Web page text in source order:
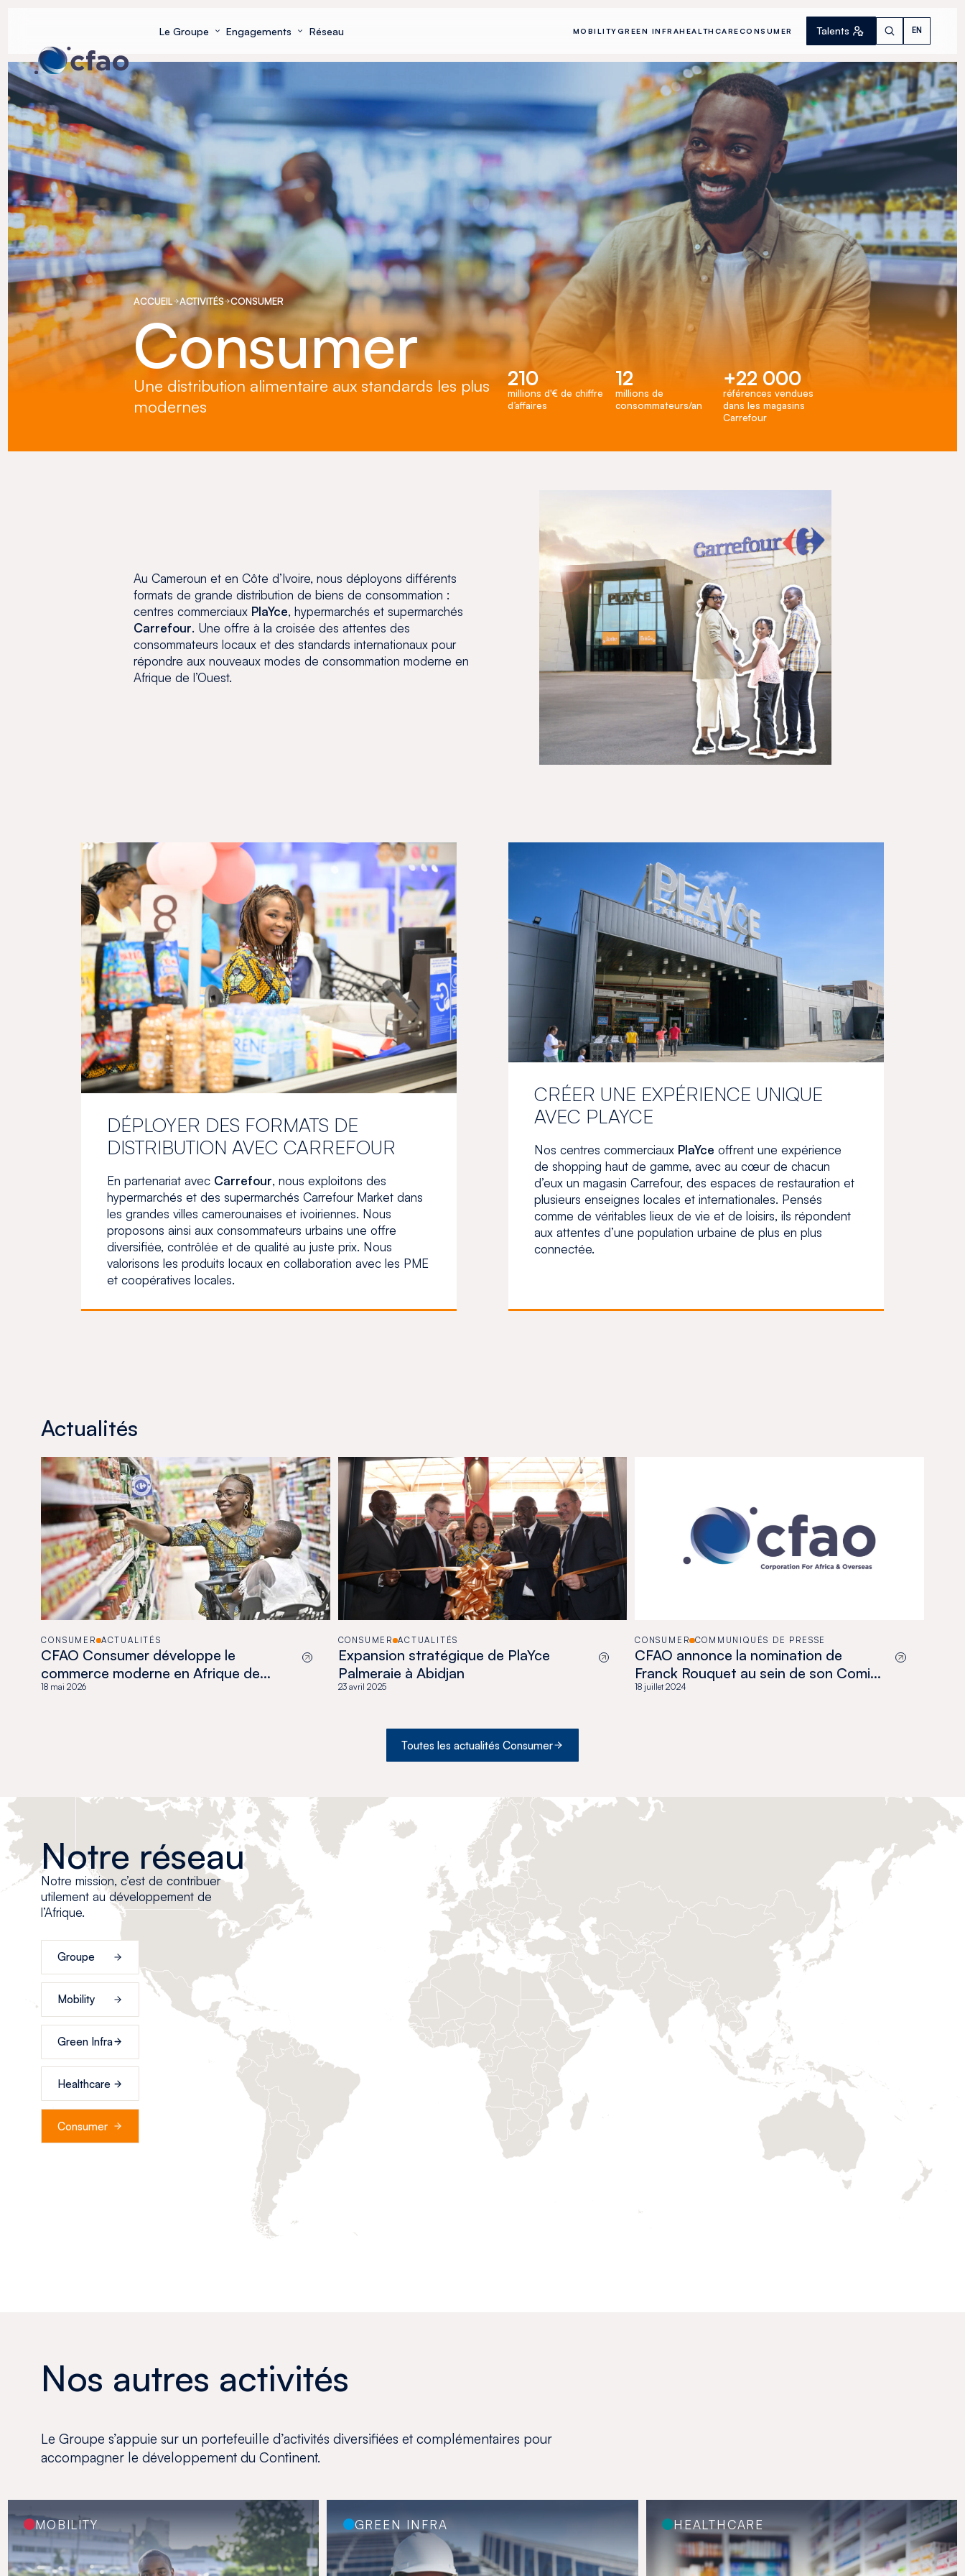
Le Groupe Engagements Réseau MOBILITYGREEN INFRAHEALTHCARECONSUMER Talents EN
ACCUEIL ACTIVITÉS CONSUMER
Consumer
Une distribution alimentaire aux standards les plus
modernes
210
millions d'€ de chiffre
d’affaires
12
millions de
consommateurs/an
+22 000
références vendues
dans les magasins
Carrefour
Au Cameroun et en Côte d’Ivoire, nous déployons différents
formats de grande distribution de biens de consommation :
centres commerciaux PlaYce, hypermarchés et supermarchés
Carrefour. Une offre à la croisée des attentes des
consommateurs locaux et des standards internationaux pour
répondre aux nouveaux modes de consommation moderne en
Afrique de l’Ouest.
DÉPLOYER DES FORMATS DE
DISTRIBUTION AVEC CARREFOUR
En partenariat avec Carrefour, nous exploitons des
hypermarchés et des supermarchés Carrefour Market dans
les grandes villes camerounaises et ivoiriennes. Nous
proposons ainsi aux consommateurs urbains une offre
diversifiée, contrôlée et de qualité au juste prix. Nous
valorisons les produits locaux en collaboration avec les PME
et coopératives locales.
CRÉER UNE EXPÉRIENCE UNIQUE
AVEC PLAYCE
Nos centres commerciaux PlaYce offrent une expérience
de shopping haut de gamme, avec au cœur de chacun
d’eux un magasin Carrefour, des espaces de restauration et
plusieurs enseignes locales et internationales. Pensés
comme de véritables lieux de vie et de loisirs, ils répondent
aux attentes d’une population urbaine de plus en plus
connectée.
Actualités
CONSUMER ACTUALITÉS
CFAO Consumer développe le
commerce moderne en Afrique de
l’Ouest en s’appuyant sur le savoir-
18 mai 2026
CONSUMER ACTUALITÉS
Expansion stratégique de PlaYce
Palmeraie à Abidjan
23 avril 2025
CONSUMER COMMUNIQUÉS DE PRESSE
CFAO annonce la nomination de
Franck Rouquet au sein de son Comité
Exécutif en tant que directeur général
18 juillet 2024
Toutes les actualités Consumer
Notre réseau
Notre mission, c’est de contribuer
utilement au développement de
l’Afrique.
Groupe
Mobility
Green Infra
Healthcare
Consumer
Nos autres activités
Le Groupe s’appuie sur un portefeuille d’activités diversifiées et complémentaires pour
accompagner le développement du Continent.
MOBILITY GREEN INFRA HEALTHCARE